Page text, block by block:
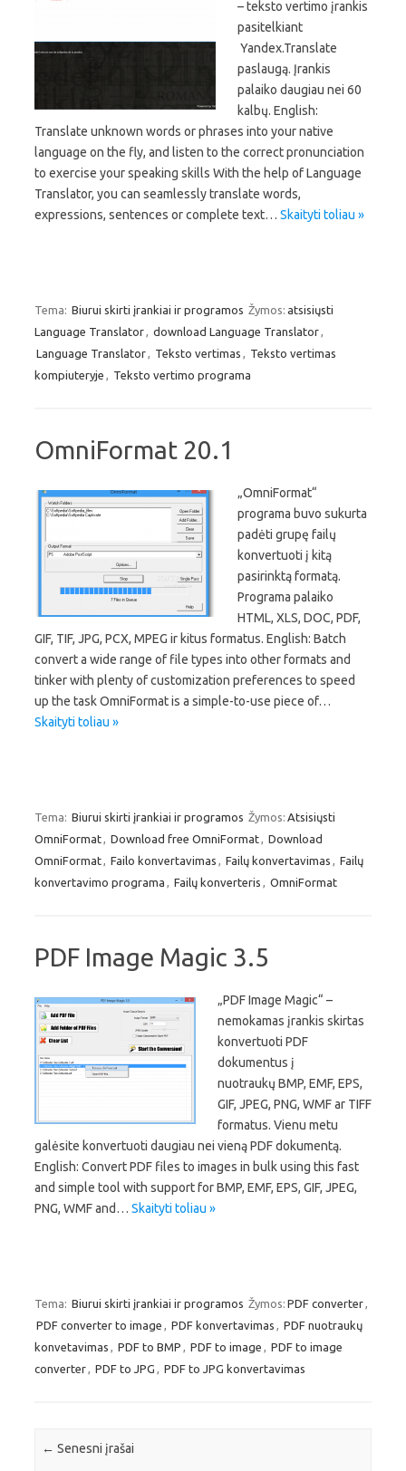
– teksto vertimo įrankis
pasitelkiant
Yandex.Translate
paslaugą. Įrankis
palaiko daugiau nei 60
kalbų. English:
Translate unknown words or phrases into your native
language on the fly, and listen to the correct pronunciation
to exercise your speaking skills With the help of Language
Translator, you can seamlessly translate words,
expressions, sentences or complete text… Skaityti toliau »
Tema: Biurui skirti įrankiai ir programos Žymos: atsisiųsti
Language Translator
download Language Translator
Language Translator
Teksto vertimas
Teksto vertimas
kompiuteryje
Teksto vertimo programa
OmniFormat 20.1
„OmniFormat“
programa buvo sukurta
padėti grupę failų
konvertuoti į kitą
pasirinktą formatą.
Programa palaiko
HTML, XLS, DOC, PDF,
GIF, TIF, JPG, PCX, MPEG ir kitus formatus. English: Batch
convert a wide range of file types into other formats and
tinker with plenty of customization preferences to speed
up the task OmniFormat is a simple-to-use piece of…
Skaityti toliau »
Tema: Biurui skirti įrankiai ir programos Žymos: Atsisiųsti
OmniFormat
Download free OmniFormat
Download
OmniFormat
Failo konvertavimas Failų konvertavimas
Failų
konvertavimo programa
Failų konverteris OmniFormat
PDF Image Magic 3.5
„PDF Image Magic“ –
nemokamas įrankis skirtas
konvertuoti PDF
dokumentus į
nuotraukų BMP, EMF, EPS,
GIF, JPEG, PNG, WMF ar TIFF
formatus. Vienu metu
galėsite konvertuoti daugiau nei vieną PDF dokumentą.
English: Convert PDF files to images in bulk using this fast
and simple tool with support for BMP, EMF, EPS, GIF, JPEG,
PNG, WMF and… Skaityti toliau »
Tema: Biurui skirti įrankiai ir programos Žymos: PDF converter
PDF converter to image
PDF konvertavimas
PDF nuotraukų
konvetavimas
PDF to BMP PDF to image
PDF to image
converter
PDF to JPG PDF to JPG konvertavimas
Įrašo navigacija
← Senesni įrašai